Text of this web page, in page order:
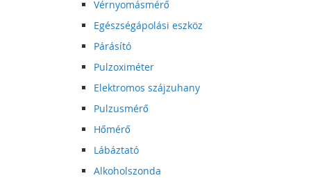
Vérnyomásmérő
Egészségápolási eszköz
Párásító
Pulzoximéter
Elektromos szájzuhany
Pulzusmérő
Hőmérő
Lábáztató
Alkoholszonda